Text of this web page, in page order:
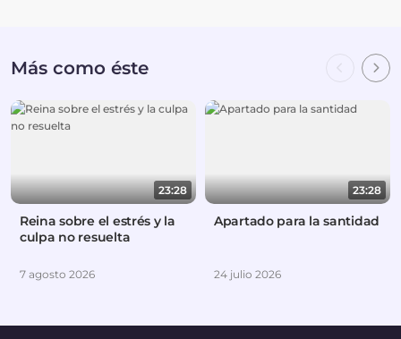
Más como éste
23:28
Reina sobre el estrés y la
culpa no resuelta
7 agosto 2026
23:28
Apartado para la santidad
24 julio 2026